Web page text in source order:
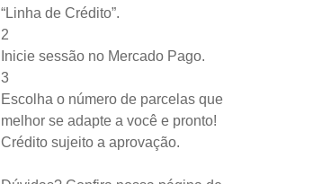
“Linha de Crédito”.
2
Inicie sessão no Mercado Pago.
3
Escolha o número de parcelas que
melhor se adapte a você e pronto!
Crédito sujeito a aprovação.